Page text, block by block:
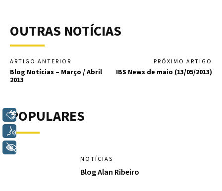
OUTRAS NOTÍCIAS
ARTIGO ANTERIOR
Blog Notícias – Março / Abril
2013
PRÓXIMO ARTIGO
IBS News de maio (13/05/2013)
POPULARES
NOTÍCIAS
Blog Alan Ribeiro
Libras
Voz